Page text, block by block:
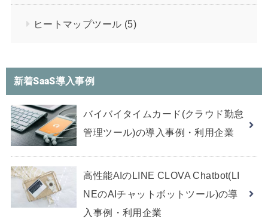
ヒートマップツール (5)
新着SaaS導入事例
バイバイタイムカード(クラウド勤怠
管理ツール)の導入事例・利用企業
高性能AIのLINE CLOVA Chatbot(LI
NEのAIチャットボットツール)の導
入事例・利用企業